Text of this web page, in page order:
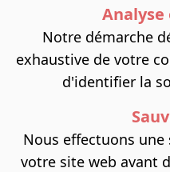
Notre démarche
exhaustive de votre
d'identifier la
Nous effectuons
votre site web avant